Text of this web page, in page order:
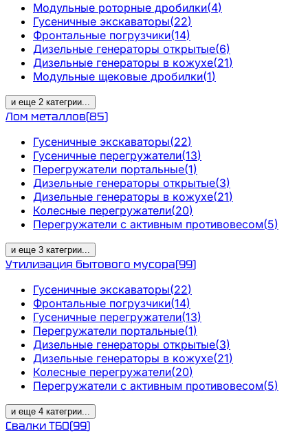
Модульные роторные дробилки(4)
Гусеничные экскаваторы(22)
Фронтальные погрузчики(14)
Дизельные генераторы открытые(6)
Дизельные генераторы в кожухе(21)
Модульные щековые дробилки(1)
и еще 2 категрии...
Лом металлов(85)
Гусеничные экскаваторы(22)
Гусеничные перегружатели(13)
Перегружатели портальные(1)
Дизельные генераторы открытые(3)
Дизельные генераторы в кожухе(21)
Колесные перегружатели(20)
Перегружатели с активным противовесом(5)
и еще 3 категрии...
Утилизация бытового мусора(99)
Гусеничные экскаваторы(22)
Фронтальные погрузчики(14)
Гусеничные перегружатели(13)
Перегружатели портальные(1)
Дизельные генераторы открытые(3)
Дизельные генераторы в кожухе(21)
Колесные перегружатели(20)
Перегружатели с активным противовесом(5)
и еще 4 категрии...
Свалки ТБО(99)